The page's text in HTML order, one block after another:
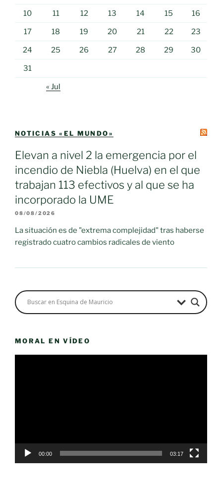
10 11 12 13 14 15 16
17 18 19 20 21 22 23
24 25 26 27 28 29 30
31
« Jul
NOTICIAS «EL MUNDO»
Elevan a nivel 2 la emergencia por el
incendio de Niebla (Huelva) en el que
trabajan 113 efectivos y al que se ha
incorporado la UME
08/08/2026
La situación es de "extrema complejidad" tras haberse
registrado cuatro cambios radicales de viento
MORAL EN VÍDEO
00:00 03:17